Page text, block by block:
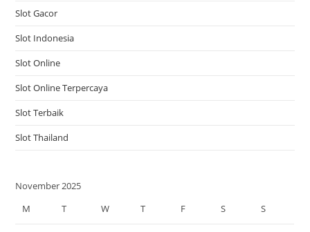
Slot Gacor
Slot Indonesia
Slot Online
Slot Online Terpercaya
Slot Terbaik
Slot Thailand
November 2025
M
T W T F S S